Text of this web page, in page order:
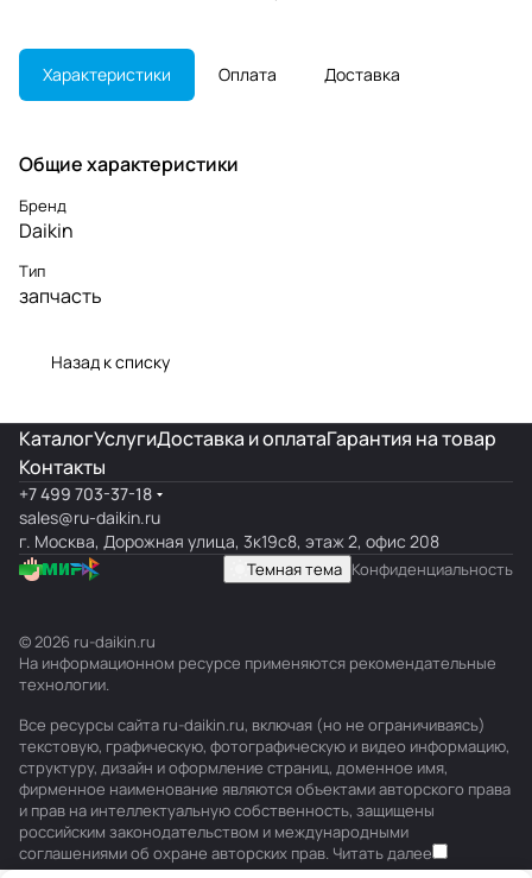
Характеристики Оплата Доставка
Общие характеристики
Бренд
Daikin
Тип
запчасть
Назад к списку
КаталогУслугиДоставка и оплатаГарантия на товар
Контакты
+7 499 703-37-18
sales@ru-daikin.ru
г. Москва, Дорожная улица, 3к19с8, этаж 2, офис 208
Темная тема Конфиденциальность
© 2026 ru-daikin.ru
На информационном ресурсе применяются рекомендательные
технологии.
Все ресурсы сайта ru-daikin.ru, включая (но не ограничиваясь)
текстовую, графическую, фотографическую и видео информацию,
структуру, дизайн и оформление страниц, доменное имя,
фирменное наименование являются объектами авторского права
и прав на интеллектуальную собственность, защищены
российским законодательством и международными
соглашениями об охране авторских прав. Читать далее